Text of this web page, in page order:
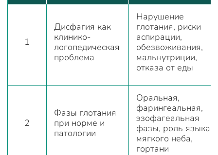
1
Дисфагия как
клинико-
логопедическая
проблема
Нарушение
глотания, риски
аспирации,
обезвоживания,
мальнутриции,
отказа от еды
2
Фазы глотания
при норме и
патологии
Оральная,
фарингеальная,
эзофагеальная
фазы, роль языка,
мягкого неба,
гортани